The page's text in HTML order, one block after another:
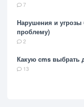
7
Нарушения и угрозы
проблему)
2
Какую cms выбрать
13